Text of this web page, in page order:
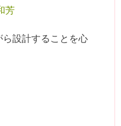
芳
設計することを心